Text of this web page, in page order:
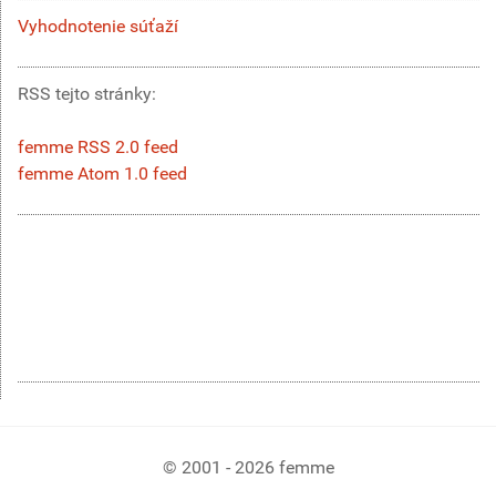
Vyhodnotenie súťaží
RSS tejto stránky:
femme RSS 2.0 feed
femme Atom 1.0 feed
© 2001 - 2026 femme